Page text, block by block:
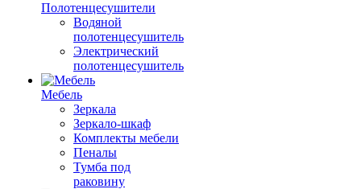
Полотенцесушители
Водяной
полотенцесушитель
Электрический
полотенцесушитель
Мебель
Зеркала
Зеркало-шкаф
Комплекты мебели
Пеналы
Тумба под
раковину